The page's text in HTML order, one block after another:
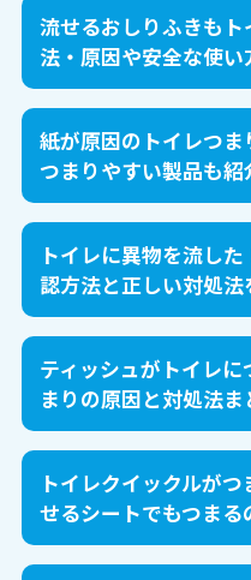
流せるおしりふきも
法・原因や安全な使い
紙が原因のトイレつ
つまりやすい製品も紹
トイレに異物を流し
認方法と正しい対処法
ティッシュがトイレ
まりの原因と対処法ま
トイレクイックルが
せるシートでもつまる